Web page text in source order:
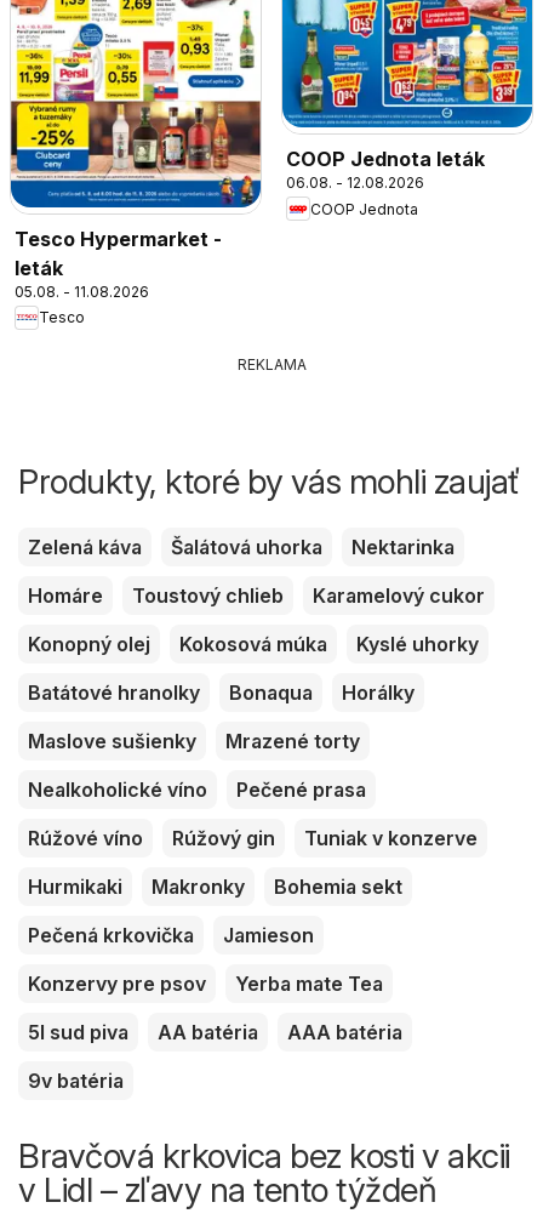
Tesco Hypermarket -
leták
05.08. - 11.08.2026
Tesco
COOP Jednota leták
06.08. - 12.08.2026
COOP Jednota
REKLAMA
Produkty, ktoré by vás mohli zaujať
Zelená káva Šalátová uhorka
Nektarinka
Homáre
Toustový chlieb
Karamelový cukor
Konopný olej
Kokosová múka
Kyslé uhorky
Batátové hranolky
Bonaqua
Horálky
Maslove sušienky
Mrazené torty
Nealkoholické víno
Pečené prasa
Rúžové víno
Rúžový gin
Tuniak v konzerve
Hurmikaki
Makronky
Bohemia sekt
Pečená krkovička
Jamieson
Konzervy pre psov
Yerba mate Tea
5l sud piva
AA batéria
AAA batéria
9v batéria
Bravčová krkovica bez kosti v akcii
v Lidl – zľavy na tento týždeň